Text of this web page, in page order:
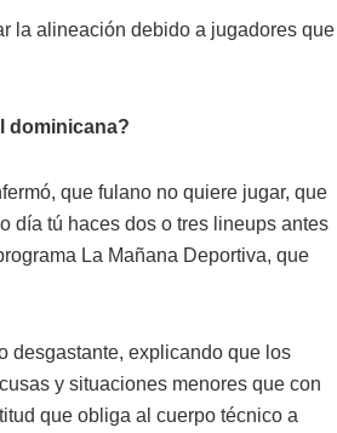
la alineación debido a jugadores que
dominicana?
que fulano no quiere jugar, que
día tú haces dos o tres lineups antes
La Mañana Deportiva, que
desgastante, explicando que los
y situaciones menores que con
que obliga al cuerpo técnico a